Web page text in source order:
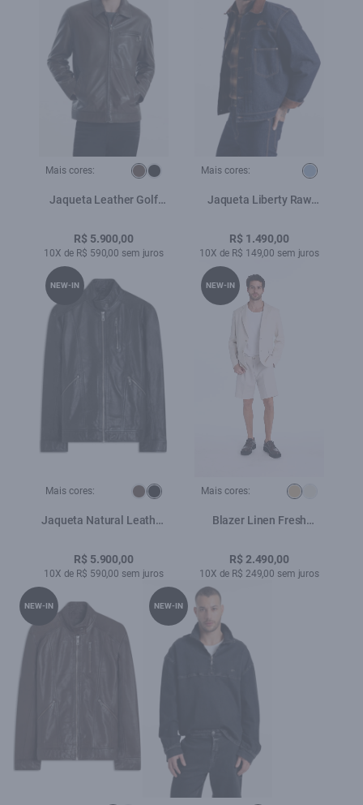
Mais cores:
Jaqueta Leather Golf
R$ 5.900,00
10X de R$ 590,00 sem juros
Mais cores:
Jaqueta Liberty Raw
R$ 1.490,00
10X de R$ 149,00 sem juros
Mais cores:
Jaqueta Natural Leather
R$ 5.900,00
10X de R$ 590,00 sem juros
NEW-IN
Mais cores:
Blazer Linen Fresh
R$ 2.490,00
10X de R$ 249,00 sem juros
NEW-IN
NEW-IN NEW-IN